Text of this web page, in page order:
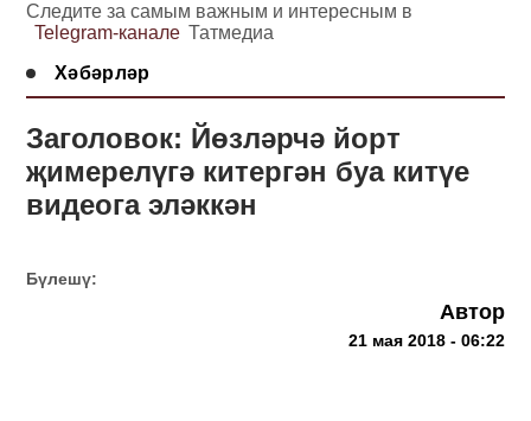
Следите за самым важным и интересным в
Telegram-канале Татмедиа
Хәбәрләр
Заголовок: Йөзләрчә йорт
җимерелүгә китергән буа китүе
видеога эләккән
Бүлешү:
Автор
21 мая 2018 - 06:22